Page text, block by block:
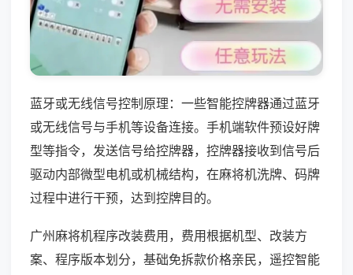
蓝牙或无线信号控制原理：一些智能控牌器通过蓝牙
或无线信号与手机等设备连接。手机端软件预设好牌
型等指令，发送信号给控牌器，控牌器接收到信号后
驱动内部微型电机或机械结构，在麻将机洗牌、码牌
过程中进行干预，达到控牌目的。
广州麻将机程序改装费用，费用根据机型、改装方
案、程序版本划分，基础免拆款价格亲民，遥控智能